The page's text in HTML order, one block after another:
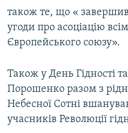
також те, що «
угоди про асоціацію
Європейського союзу».
Також у День Гідності
Порошенко разом з
Небесної Сотні
учасників Революції